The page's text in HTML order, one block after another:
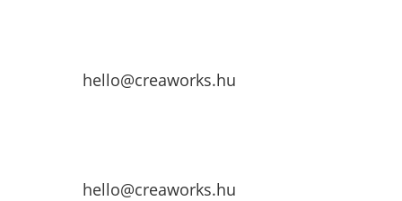
hello@creaworks.hu
hello@creaworks.hu